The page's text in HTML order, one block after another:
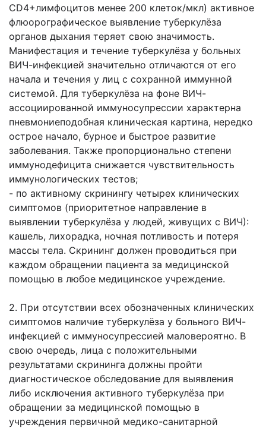
CD4+лимфоцитов менее 200 клеток/мкл) активное
флюорографическое выявление туберкулёза
органов дыхания теряет свою значимость.
Манифестация и течение туберкулёза у больных
ВИЧ-инфекцией значительно отличаются от его
начала и течения у лиц с сохранной иммунной
системой. Для туберкулёза на фоне ВИЧ-
ассоциированной иммуносупрессии характерна
пневмониеподобная клиническая картина, нередко
острое начало, бурное и быстрое развитие
заболевания. Также пропорционально степени
иммунодефицита снижается чувствительность
иммунологических тестов;
- по активному скринингу четырех клинических
симптомов (приоритетное направление в
выявлении туберкулёза у людей, живущих с ВИЧ):
кашель, лихорадка, ночная потливость и потеря
массы тела. Скрининг должен проводиться при
каждом обращении пациента за медицинской
помощью в любое медицинское учреждение.
2. При отсутствии всех обозначенных клинических
симптомов наличие туберкулёза у больного ВИЧ-
инфекцией с иммуносупрессией маловероятно. В
свою очередь, лица с положительными
результатами скрининга должны пройти
диагностическое обследование для выявления
либо исключения активного туберкулёза при
обращении за медицинской помощью в
учреждения первичной медико-санитарной